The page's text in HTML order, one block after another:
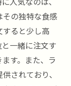
の独特な食感
ると少し高
一緒に注文す
す。また、ラ
されており、